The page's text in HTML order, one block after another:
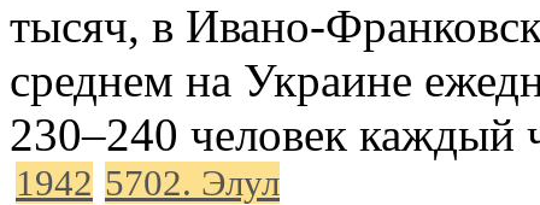
тысяч, в Ивано-
среднем на Украине
230–240 человек каждый
1942 5702. Элул